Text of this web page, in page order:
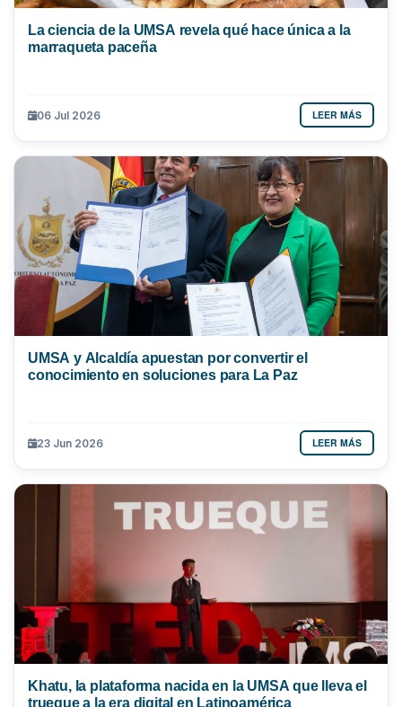
La ciencia de la UMSA revela qué hace única a la
marraqueta paceña
06 Jul 2026 LEER MÁS
UMSA y Alcaldía apuestan por convertir el
conocimiento en soluciones para La Paz
23 Jun 2026 LEER MÁS
Khatu, la plataforma nacida en la UMSA que lleva el
trueque a la era digital en Latinoamérica